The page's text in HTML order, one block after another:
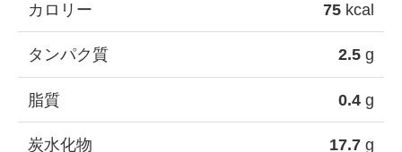
カロリー 75 kcal
タンパク質 2.5 g
脂質 0.4 g
炭水化物 17.7 g